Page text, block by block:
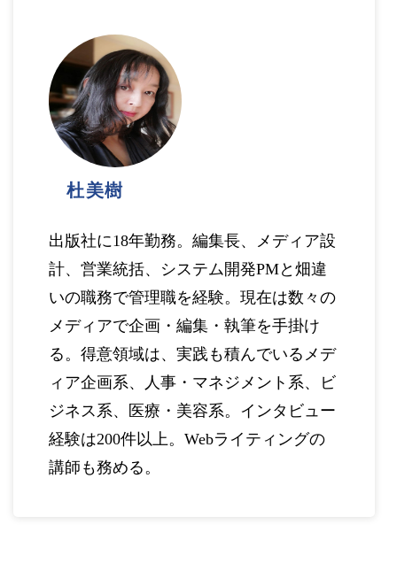
杜美樹
出版社に18年勤務。編集長、メディア設
計、営業統括、システム開発PMと畑違
いの職務で管理職を経験。現在は数々の
メディアで企画・編集・執筆を手掛け
る。得意領域は、実践も積んでいるメデ
ィア企画系、人事・マネジメント系、ビ
ジネス系、医療・美容系。インタビュー
経験は200件以上。Webライティングの
講師も務める。